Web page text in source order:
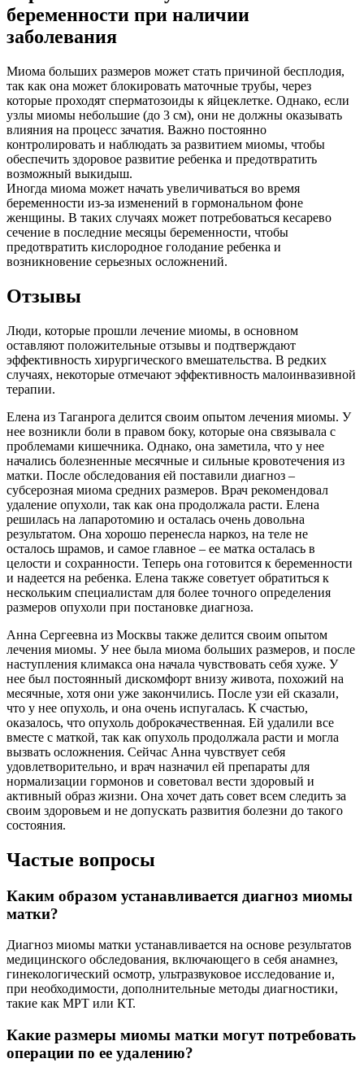
беременности при наличии
заболевания
Миома больших размеров может стать причиной бесплодия,
так как она может блокировать маточные трубы, через
которые проходят сперматозоиды к яйцеклетке. Однако, если
узлы миомы небольшие (до 3 см), они не должны оказывать
влияния на процесс зачатия. Важно постоянно
контролировать и наблюдать за развитием миомы, чтобы
обеспечить здоровое развитие ребенка и предотвратить
возможный выкидыш.
Иногда миома может начать увеличиваться во время
беременности из-за изменений в гормональном фоне
женщины. В таких случаях может потребоваться кесарево
сечение в последние месяцы беременности, чтобы
предотвратить кислородное голодание ребенка и
возникновение серьезных осложнений.
Отзывы
Люди, которые прошли лечение миомы, в основном
оставляют положительные отзывы и подтверждают
эффективность хирургического вмешательства. В редких
случаях, некоторые отмечают эффективность малоинвазивной
терапии.
Елена из Таганрога делится своим опытом лечения миомы. У
нее возникли боли в правом боку, которые она связывала с
проблемами кишечника. Однако, она заметила, что у нее
начались болезненные месячные и сильные кровотечения из
матки. После обследования ей поставили диагноз –
субсерозная миома средних размеров. Врач рекомендовал
удаление опухоли, так как она продолжала расти. Елена
решилась на лапаротомию и осталась очень довольна
результатом. Она хорошо перенесла наркоз, на теле не
осталось шрамов, и самое главное – ее матка осталась в
целости и сохранности. Теперь она готовится к беременности
и надеется на ребенка. Елена также советует обратиться к
нескольким специалистам для более точного определения
размеров опухоли при постановке диагноза.
Анна Сергеевна из Москвы также делится своим опытом
лечения миомы. У нее была миома больших размеров, и после
наступления климакса она начала чувствовать себя хуже. У
нее был постоянный дискомфорт внизу живота, похожий на
месячные, хотя они уже закончились. После узи ей сказали,
что у нее опухоль, и она очень испугалась. К счастью,
оказалось, что опухоль доброкачественная. Ей удалили все
вместе с маткой, так как опухоль продолжала расти и могла
вызвать осложнения. Сейчас Анна чувствует себя
удовлетворительно, и врач назначил ей препараты для
нормализации гормонов и советовал вести здоровый и
активный образ жизни. Она хочет дать совет всем следить за
своим здоровьем и не допускать развития болезни до такого
состояния.
Частые вопросы
Каким образом устанавливается диагноз миомы
матки?
Диагноз миомы матки устанавливается на основе результатов
медицинского обследования, включающего в себя анамнез,
гинекологический осмотр, ультразвуковое исследование и,
при необходимости, дополнительные методы диагностики,
такие как МРТ или КТ.
Какие размеры миомы матки могут потребовать
операции по ее удалению?